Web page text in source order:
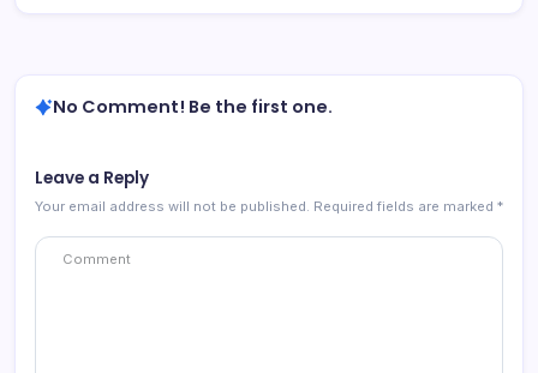
No Comment! Be the first one.
Leave a Reply
Your email address will not be published. Required fields are marked *